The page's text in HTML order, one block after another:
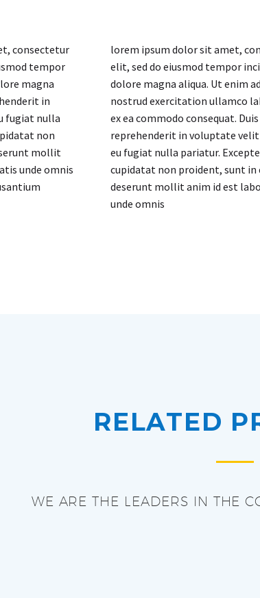
consectetur
tempor
magna
in
fugiat nulla
non
mollit
unde omnis
lorem ipsum dolor sit amet,
elit, sed do eiusmod tempor
dolore magna aliqua. Ut enim
nostrud exercitation ullamco
ex ea commodo consequat.
reprehenderit in voluptate
eu fugiat nulla pariatur.
cupidatat non proident, sunt in
deserunt mollit anim id est
unde omnis
RELATED
WE ARE THE LEADERS IN THE